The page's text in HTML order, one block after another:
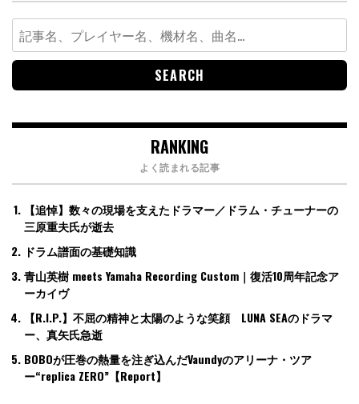
Search
for:
RANKING
よく読まれる記事
【追悼】数々の現場を支えたドラマー／ドラム・チューナーの
三原重夫氏が逝去
ドラム譜面の基礎知識
青山英樹 meets Yamaha Recording Custom｜復活10周年記念ア
ーカイヴ
【R.I.P.】不屈の精神と太陽のような笑顔 LUNA SEAのドラマ
ー、真矢氏急逝
BOBOが圧巻の熱量を注ぎ込んだVaundyのアリーナ・ツア
ー“replica ZERO”【Report】